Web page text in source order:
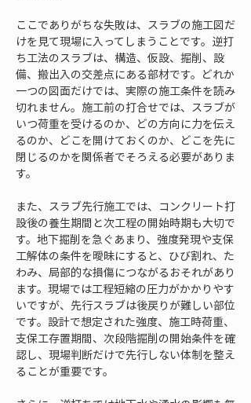
ここでありがちな失敗は、スラブの施工図だ
けを見て現場に入ってしまうことです。逆打
ち工法のスラブは、構造、仮設、掘削、設
備、搬出入の交差点にある部材です。どれか
一つの図面だけでは、実際の施工条件を読み
切れません。施工前の打合せでは、スラブが
いつ荷重を受けるのか、どの方向に力を伝え
るのか、どこを開けておくのか、どこを先に
閉じるのかを関係者でそろえる必要がありま
す。
また、スラブ先行施工では、コンクリート打
設後の養生期間と次工程の開始時期も大切で
す。地下掘削を急ぐあまり、強度発現や支保
工解体の条件を曖昧にすると、ひび割れ、た
わみ、局部的な損傷につながるおそれがあり
ます。現場では工程短縮の圧力がかかりやす
いですが、先行スラブは後戻りが難しい部位
です。設計で想定された強度、施工時荷重、
支保工存置期間、次段階掘削の開始条件を確
認し、現場判断だけで先行しない体制を整え
ることが重要です。